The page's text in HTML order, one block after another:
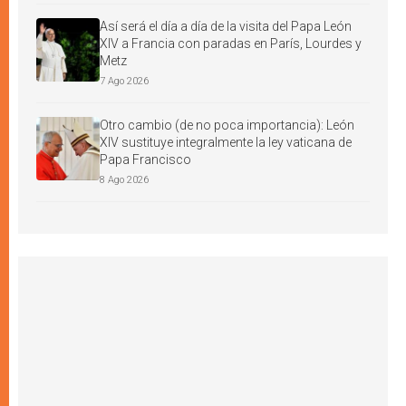
Así será el día a día de la visita del Papa León
XIV a Francia con paradas en París, Lourdes y
Metz
7 Ago 2026
Otro cambio (de no poca importancia): León
XIV sustituye integralmente la ley vaticana de
Papa Francisco
8 Ago 2026